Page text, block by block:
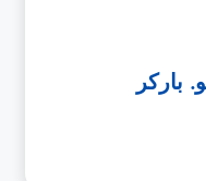
باركر